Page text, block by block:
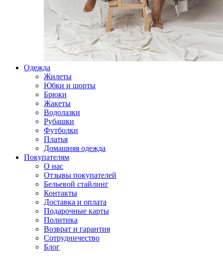
Одежда
Жилеты
Юбки и шорты
Брюки
Жакеты
Водолазки
Рубашки
Футболки
Платья
Домашняя одежда
Покупателям
О нас
Отзывы покупателей
Бельевой стайлинг
Контакты
Доставка и оплата
Подарочные карты
Политика
Возврат и гарантия
Сотрудничество
Блог